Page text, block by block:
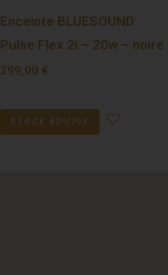
Enceinte BLUESOUND
Pulse Flex 2i – 20w – noire
299,00 €
STOCK ÉPUISÉ